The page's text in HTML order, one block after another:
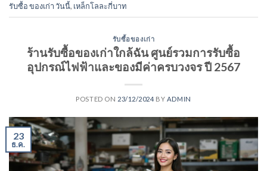
รับซื้อ ของเก่า วันนี้, เหล็กโลละกี่บาท
รับซื้อของเก่า
ร้านรับซื้อของเก่าใกล้ฉัน ศูนย์รวมการรับซื้อ
อุปกรณ์ไฟฟ้าและของมีค่าครบวงจร ปี 2567
POSTED ON 23/12/2024 BY ADMIN
23
ธ.ค.